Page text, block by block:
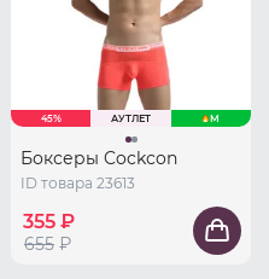
45% АУТЛЕТ M
Боксеры Cockcon
ID товара 23613
355 ₽
655 ₽